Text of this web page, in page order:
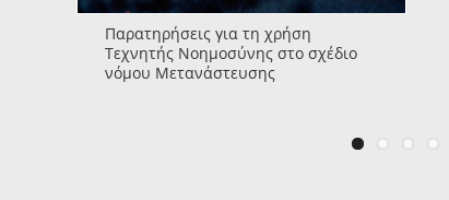
Παρατηρήσεις για τη χρήση
Τεχνητής Νοημοσύνης στο σχέδιο
νόμου Μετανάστευσης